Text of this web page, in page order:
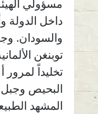
مسؤولي الهيئة
داخل الدولة
والسودان.
توبنغن
تخليداً لمرور
البحيص وجبل
المشهد